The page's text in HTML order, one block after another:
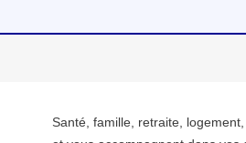
Santé, famille, retraite,